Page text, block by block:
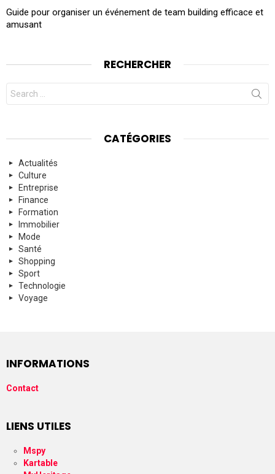
Guide pour organiser un événement de team building efficace et
amusant
RECHERCHER
Search
for:
CATÉGORIES
Actualités
Culture
Entreprise
Finance
Formation
Immobilier
Mode
Santé
Shopping
Sport
Technologie
Voyage
INFORMATIONS
Contact
LIENS UTILES
Mspy
Kartable